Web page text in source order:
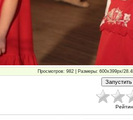
Просмотров: 982 | Размеры: 600x399px/